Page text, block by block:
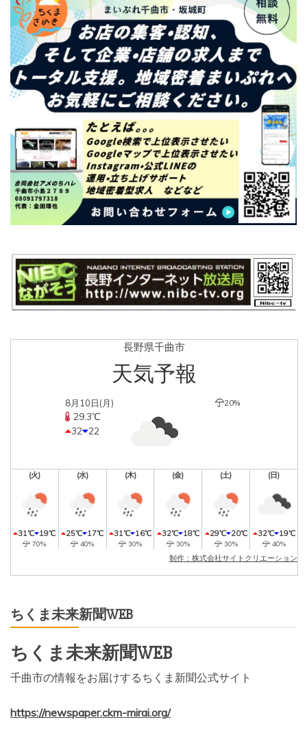
長野県千曲市
天気予報
8月10日(月)
29.3℃
32 22
20%
(火)
31℃ 19℃
70%
(水)
25℃ 17℃
40%
(木)
31℃ 16℃
30%
(金)
32℃ 18℃
30%
(土)
29℃ 20℃
30%
(日)
32℃ 19℃
40%
制作：株式会社サイトクリエーション
ちくま未来新聞WEB
ちくま未来新聞WEB
千曲市の情報をお届けするちくま新聞公式サイト
https://newspaper.ckm-mirai.org/